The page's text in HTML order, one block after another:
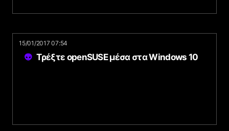
15/01/2017 07:54
Τρέξτε openSUSE μέσα στα Windows 10